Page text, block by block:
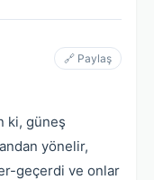
🔗 Paylaş
ki, güneş
yönelir,
geçerdi ve onlar